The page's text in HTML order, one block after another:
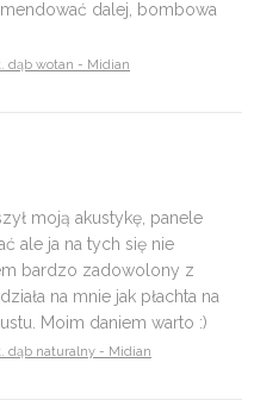
dalej, bombowa
dąb wotan - Midian
moją akustykę, panele
ale ja na tych się nie
bardzo zadowolony z
na mnie jak płachta na
Moim daniem warto :)
dąb naturalny - Midian